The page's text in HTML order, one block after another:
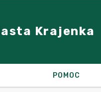
Krajenka
POMOC